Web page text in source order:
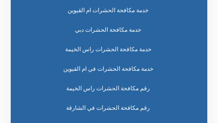
خدمة مكافحة الحشرات ام القيوين
خدمة مكافحة الحشرات دبي
خدمة مكافحة الحشرات راس الخيمة
خدمة مكافحة الحشرات في ام القيوين
رقم مكافحة الحشرات راس الخيمة
رقم مكافحة الحشرات في الشارقة